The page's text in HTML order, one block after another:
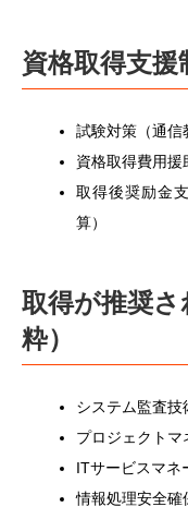
資格取得支援
試験対策（通信
資格取得費用援
取得後奨励金
算）
取得が推奨
粋）
システム監査技
プロジェクトマ
ITサービスマネ
情報処理安全確